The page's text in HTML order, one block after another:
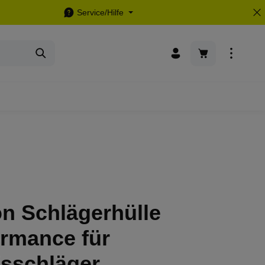
Service/Hilfe
Warenkorb
Schlägerhülle
für